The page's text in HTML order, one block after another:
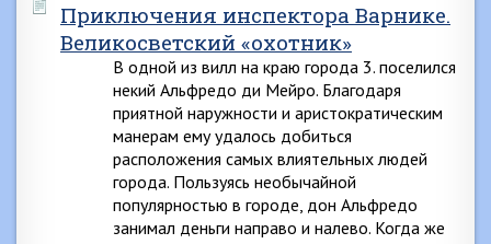
Приключения инспектора Варнике.
Великосветский «охотник»
В одной из вилл на краю города 3. поселился
некий Альфредо ди Мейро. Благодаря
приятной наружности и аристократическим
манерам ему удалось добиться
расположения самых влиятельных людей
города. Пользуясь необычайной
популярностью в городе, дон Альфредо
занимал деньги направо и налево. Когда же